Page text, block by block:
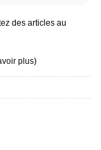
des articles au
plus)